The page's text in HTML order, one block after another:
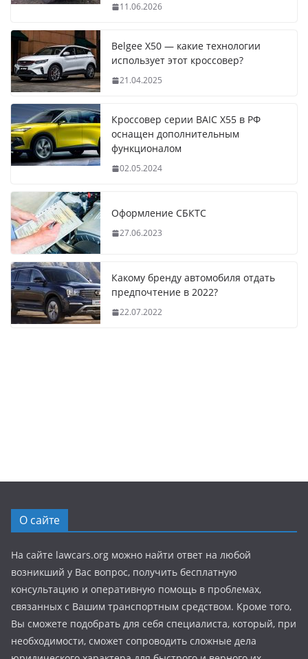
11.06.2026
Belgee X50 — какие технологии
использует этот кроссовер?
21.04.2025
Кроссовер серии BAIC X55 в РФ
оснащен дополнительным
функционалом
02.05.2024
Оформление СБКТС
27.06.2023
Какому бренду автомобиля отдать
предпочтение в 2022?
22.07.2022
О сайте
На сайте lawcars.org можно найти ответ на любой
возникший у Вас вопрос, получить бесплатную
консультацию и оперативную помощь в проблемах,
связанных с Вашим транспортным средством. Кроме того,
Вы сможете подобрать для себя специалиста, который, при
необходимости, сможет сопроводить сложные дела